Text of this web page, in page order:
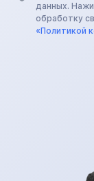
данных.
обработку
«Политикой